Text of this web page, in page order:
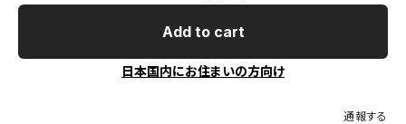
Add to cart
日本国内にお住まいの方向け
通報する